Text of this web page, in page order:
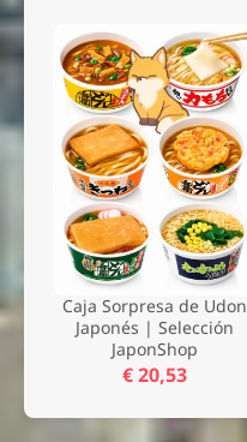
Caja Sorpresa de Udon
Japonés | Selección
JaponShop
€ 20,53